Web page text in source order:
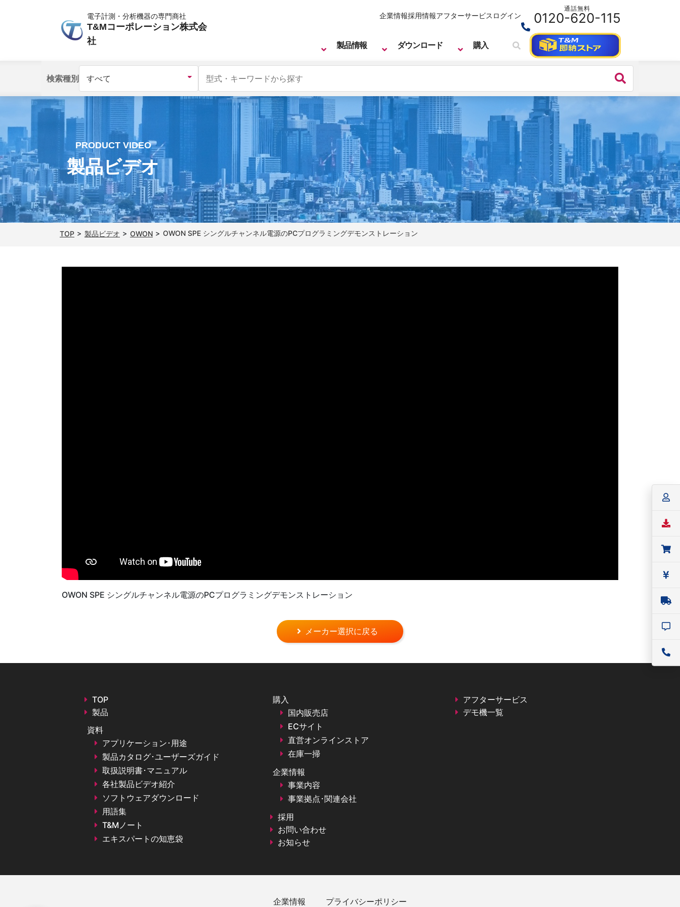
電子計測・分析機器の専門商社
T&Mコーポレーション株式会
社
製品情報 ダウンロード 購入
検索種別
企業情報採用情報アフターサービス ログイン
通話無料
0120-620-115
PRODUCT VIDEO
製品ビデオ
TOP 製品ビデオ OWON OWON SPE シングルチャンネル電源のPCプログラミングデモンストレーション
OWON SPE シングルチャンネル電源のPCプログラミングデモンストレーション
メーカー選択に戻る
TOP
製品
資料
アプリケーション･用途
製品カタログ･ユーザーズガイド
取扱説明書･マニュアル
各社製品ビデオ紹介
ソフトウェアダウンロード
用語集
T&Mノート
エキスパートの知恵袋
購入
国内販売店
ECサイト
直営オンラインストア
在庫一掃
企業情報
事業内容
事業拠点･関連会社
採用
お問い合わせ
お知らせ
アフターサービス
デモ機一覧
企業情報 プライバシーポリシー